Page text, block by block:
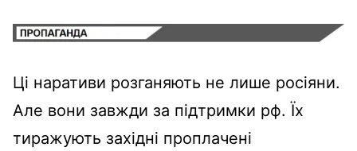
Ці наративи розганяють не лише росіяни.
Але вони завжди за підтримки рф. Їх
тиражують західні проплачені